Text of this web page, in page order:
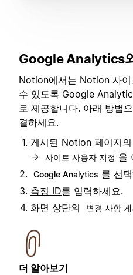
Google Analytics
Notion에서는 Notion 사
수 있도록 Google
로 제공합니다. 아래 방법
결하세요.
게시된 Notion 페이지
→ 사이트 사용자 지정 을
Google Analytics 를 선
측정 ID를 입력하세요.
화면 상단의
변경 사항 게
더 알아보기